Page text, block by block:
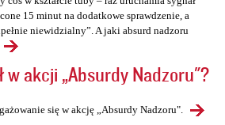
15 minut na dodatkowe sprawdzenie, a
niewidzialny”. A jaki absurd nadzoru
w akcji „Absurdy Nadzoru"?
się w akcję „Absurdy Nadzoru".